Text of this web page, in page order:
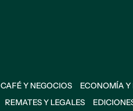
CAFÉ Y NEGOCIOS ECONOMÍA Y
REMATES Y LEGALES